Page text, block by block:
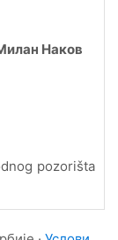
Наков
pozorišta